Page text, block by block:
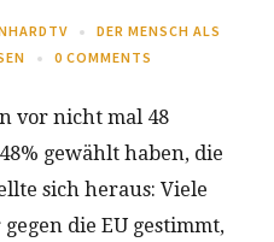
DER MENSCH ALS
0 COMMENTS
vor nicht mal 48
gewählt haben, die
sich heraus: Viele
die EU gestimmt,